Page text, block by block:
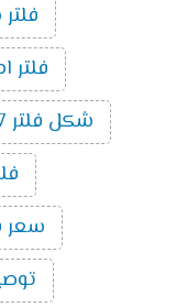
فلتر
شكل فلتر 7 مراحل
سعر